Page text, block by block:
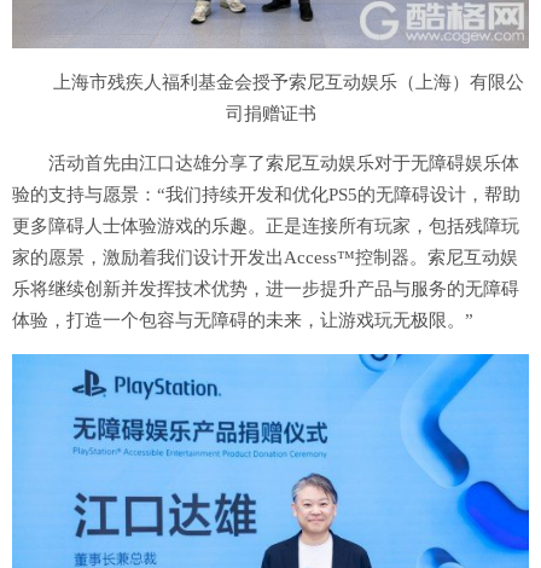
上海市残疾人福利基金会授予索尼互动娱乐（上海）有限公
司捐赠证书
活动首先由江口达雄分享了索尼互动娱乐对于无障碍娱乐体
验的支持与愿景：“我们持续开发和优化PS5的无障碍设计，帮助
更多障碍人士体验游戏的乐趣。正是连接所有玩家，包括残障玩
家的愿景，激励着我们设计开发出Access™控制器。索尼互动娱
乐将继续创新并发挥技术优势，进一步提升产品与服务的无障碍
体验，打造一个包容与无障碍的未来，让游戏玩无极限。”